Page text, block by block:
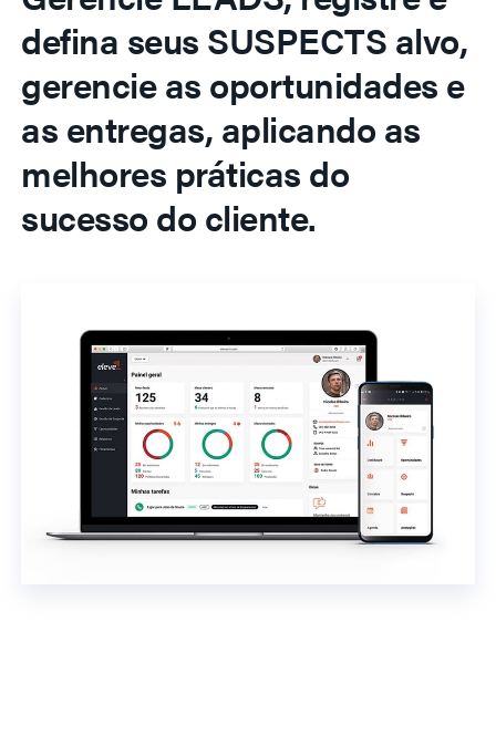
defina seus SUSPECTS alvo,
gerencie as oportunidades e
as entregas, aplicando as
melhores práticas do
sucesso do cliente.